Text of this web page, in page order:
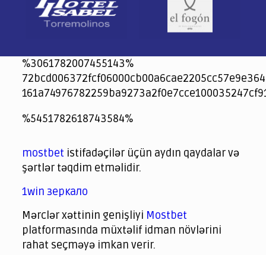
%3061782007455143%
jeetcity
1xbet
jeet city casino
%5451782618743584%
spintiger
Avabet
Spinrise
Crown Green
Crowngreen casino login
슈가 러쉬1000 슬롯
crazy time casino online
1xcasinozambia.com
codingworldnews.com
parimatch.kr
winorio
winorio casino
winorio
mostbet istifadəçilər üçün aydın qaydalar və
şərtlər təqdim etməlidir.
1win зеркало
Mərclər xəttinin genişliyi Mostbet
platformasında müxtəlif idman növlərini
rahat seçməyə imkan verir.